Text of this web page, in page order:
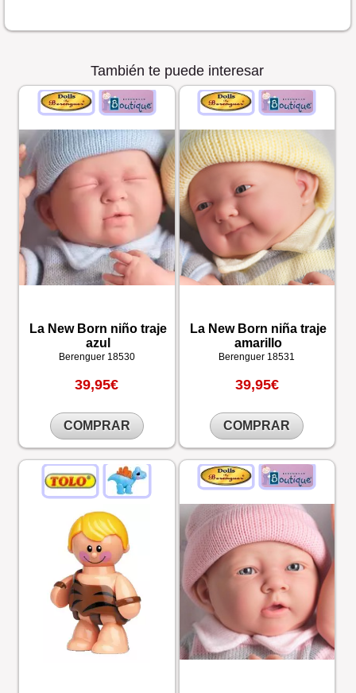
También te puede interesar
La New Born niño traje
azul
Berenguer 18530
39,95€
COMPRAR
La New Born niña traje
amarillo
Berenguer 18531
39,95€
COMPRAR